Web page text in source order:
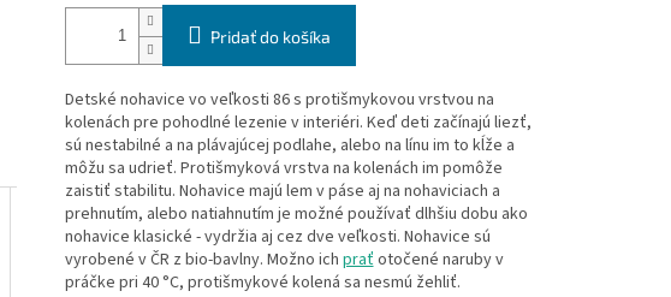
Pridať do košíka
Detské nohavice vo veľkosti 86 s protišmykovou vrstvou na
kolenách pre pohodlné lezenie v interiéri. Keď deti začínajú liezť,
sú nestabilné a na plávajúcej podlahe, alebo na línu im to kĺže a
môžu sa udrieť. Protišmyková vrstva na kolenách im pomôže
zaistiť stabilitu. Nohavice majú lem v páse aj na nohaviciach a
prehnutím, alebo natiahnutím je možné používať dlhšiu dobu ako
nohavice klasické - vydržia aj cez dve veľkosti. Nohavice sú
vyrobené v ČR z bio-bavlny. Možno ich praťotočené naruby v
práčke pri 40 °C, protišmykové kolená sa nesmú žehliť.